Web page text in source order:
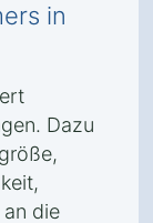
in
Dazu
die